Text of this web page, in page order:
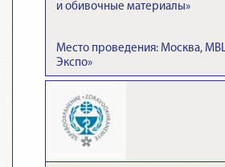
и обивочные материалы»
Место проведения: Москва,
Экспо»